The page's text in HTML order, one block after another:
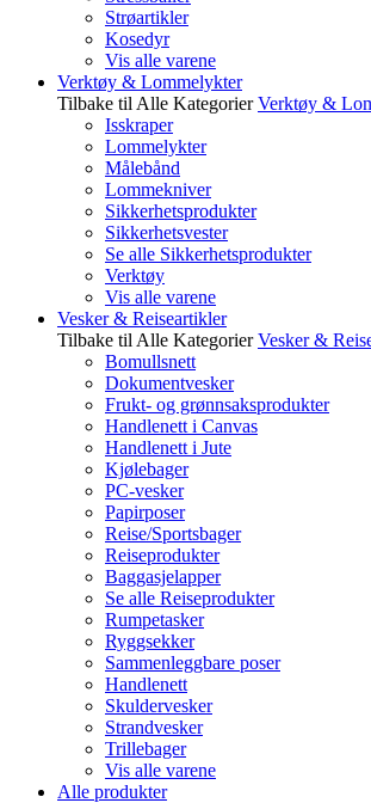
Strøartikler
Kosedyr
Vis alle varene
Verktøy & Lommelykter
Tilbake til Alle Kategorier Verktøy &
Isskraper
Lommelykter
Målebånd
Lommekniver
Sikkerhetsprodukter
Sikkerhetsvester
Se alle Sikkerhetsprodukter
Verktøy
Vis alle varene
Vesker & Reiseartikler
Tilbake til Alle Kategorier Vesker &
Bomullsnett
Dokumentvesker
Frukt- og grønnsaksprodukter
Handlenett i Canvas
Handlenett i Jute
Kjølebager
PC-vesker
Papirposer
Reise/Sportsbager
Reiseprodukter
Baggasjelapper
Se alle Reiseprodukter
Rumpetasker
Ryggsekker
Sammenleggbare poser
Handlenett
Skuldervesker
Strandvesker
Trillebager
Vis alle varene
Alle produkter